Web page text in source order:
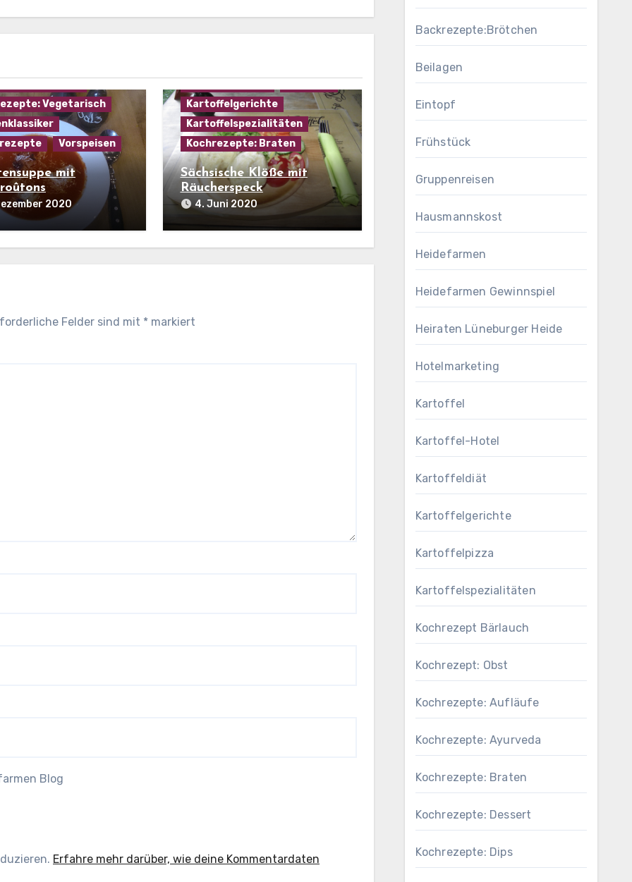
Vegetarisch
Vorspeisen
mit
2020
Kartoffelgerichte
Kartoffelspezialitäten
Kochrezepte: Braten
Sächsische Klöße mit
Räucherspeck
4. Juni 2020
Felder sind mit * markiert
Blog
Erfahre mehr darüber, wie deine Kommentardaten
Backrezepte:Brötchen
Beilagen
Eintopf
Frühstück
Gruppenreisen
Hausmannskost
Heidefarmen
Heidefarmen Gewinnspiel
Heiraten Lüneburger Heide
Hotelmarketing
Kartoffel
Kartoffel-Hotel
Kartoffeldiät
Kartoffelgerichte
Kartoffelpizza
Kartoffelspezialitäten
Kochrezept Bärlauch
Kochrezept: Obst
Kochrezepte: Aufläufe
Kochrezepte: Ayurveda
Kochrezepte: Braten
Kochrezepte: Dessert
Kochrezepte: Dips